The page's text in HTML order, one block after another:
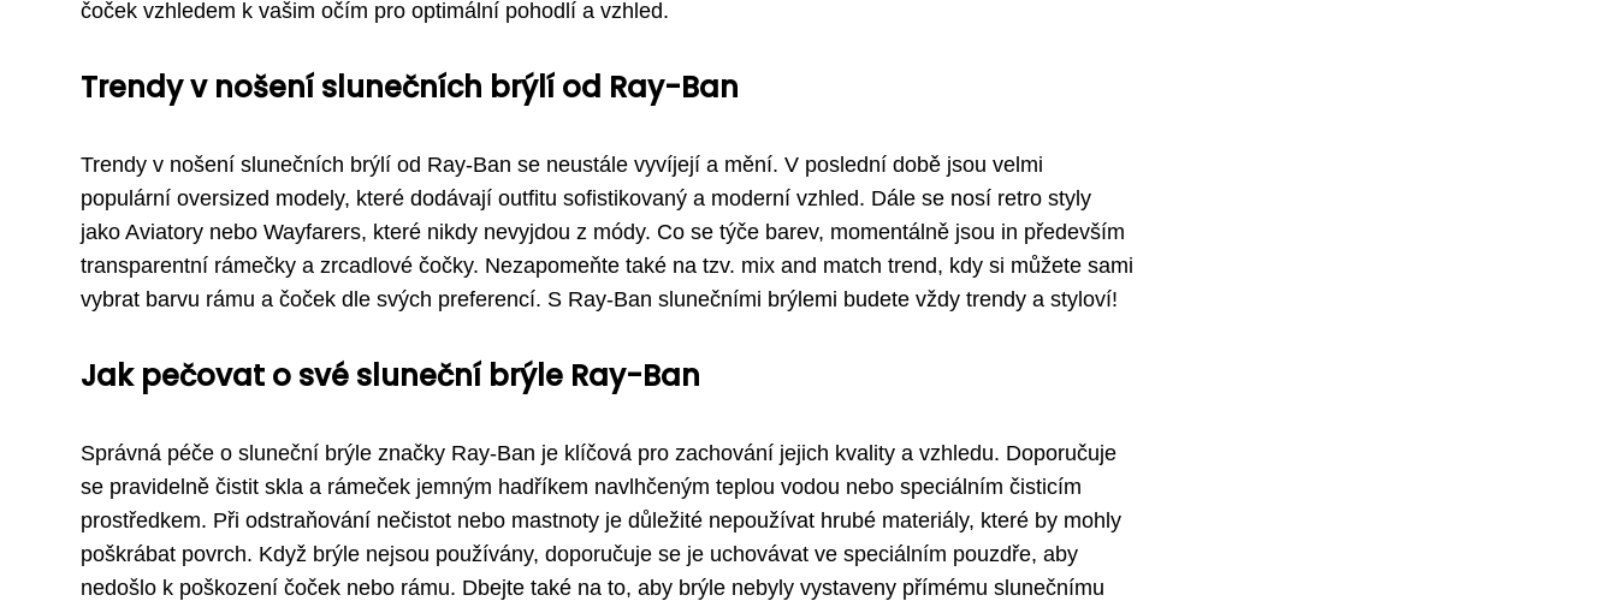
čoček vzhledem k vašim očím pro optimální pohodlí a vzhled.
Trendy v nošení slunečních brýlí od Ray-Ban
Trendy v nošení slunečních brýlí od Ray-Ban se neustále vyvíjejí a mění. V poslední době jsou velmi
populární oversized modely, které dodávají outfitu sofistikovaný a moderní vzhled. Dále se nosí retro styly
jako Aviatory nebo Wayfarers, které nikdy nevyjdou z módy. Co se týče barev, momentálně jsou in především
transparentní rámečky a zrcadlové čočky. Nezapomeňte také na tzv. mix and match trend, kdy si můžete sami
vybrat barvu rámu a čoček dle svých preferencí. S Ray-Ban slunečními brýlemi budete vždy trendy a styloví!
Jak pečovat o své sluneční brýle Ray-Ban
Správná péče o sluneční brýle značky Ray-Ban je klíčová pro zachování jejich kvality a vzhledu. Doporučuje
se pravidelně čistit skla a rámeček jemným hadříkem navlhčeným teplou vodou nebo speciálním čisticím
prostředkem. Při odstraňování nečistot nebo mastnoty je důležité nepoužívat hrubé materiály, které by mohly
poškrábat povrch. Když brýle nejsou používány, doporučuje se je uchovávat ve speciálním pouzdře, aby
nedošlo k poškození čoček nebo rámu. Dbejte také na to, aby brýle nebyly vystaveny přímému slunečnímu